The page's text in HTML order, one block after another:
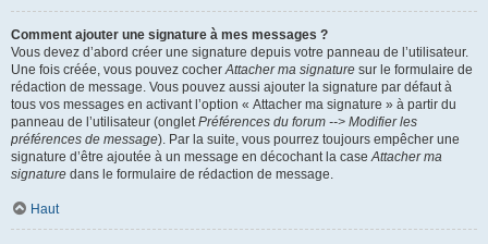
Comment ajouter une signature à mes messages ?
Vous devez d’abord créer une signature depuis votre panneau de l’utilisateur.
Une fois créée, vous pouvez cocherAttacher ma signature sur le formulaire de
rédaction de message. Vous pouvez aussi ajouter la signature par défaut à
tous vos messages en activant l’option « Attacher ma signature » à partir du
panneau de l’utilisateur (ongletPréférences du forum --> Modifier les
préférences de message). Par la suite, vous pourrez toujours empêcher une
signature d’être ajoutée à un message en décochant la caseAttacher ma
signature dans le formulaire de rédaction de message.
Haut